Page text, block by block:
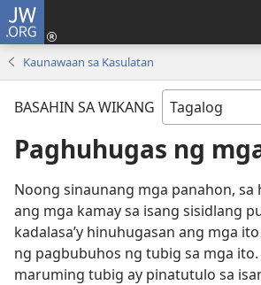
JW.ORG
Kaunawaan sa Kasulatan
BASAHIN SA WIKANG
Paghuhugas ng
Noong sinaunang mga panahon, sa
ang mga kamay sa isang sisidlang
kadalasa’y hinuhugasan ang mga
ng pagbubuhos ng tubig sa mga
maruming tubig ay pinatutulo sa